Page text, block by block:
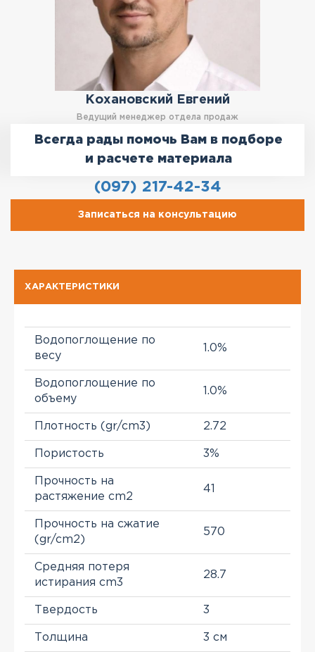
Кохановский Евгений
Ведущий менеджер отдела продаж
Всегда рады помочь Вам в подборе
и расчете материала
(097) 217-42-34
Записаться на консультацию
ХАРАКТЕРИСТИКИ
Водопоглощение по
весу
1.0%
Водопоглощение по
объему
1.0%
Плотность (gr/cm3) 2.72
Пористость 3%
Прочность на
растяжение cm2
41
Прочность на сжатие
(gr/cm2)
570
Средняя потеря
истирания cm3
28.7
Твердость 3
Толщина 3 см